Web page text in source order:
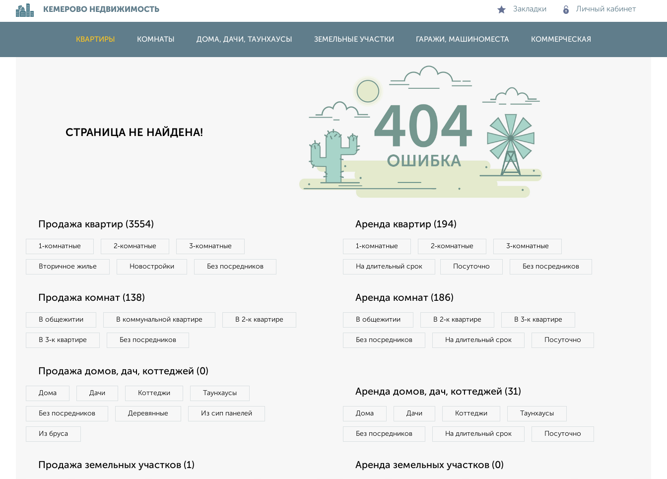
КЕМЕРОВО НЕДВИЖИМОСТЬ Закладки Личный кабинет
КВАРТИРЫ КОМНАТЫ ДОМА, ДАЧИ, ТАУНХАУСЫ ЗЕМЕЛЬНЫЕ УЧАСТКИ ГАРАЖИ, МАШИНОМЕСТА КОММЕРЧЕСКАЯ
СТРАНИЦА НЕ НАЙДЕНА!
Продажа квартир (3554)
1‑комнатные 2‑комнатные 3‑комнатные
Вторичное жилье Новостройки Без посредников
Аренда квартир (194)
1‑комнатные 2‑комнатные 3‑комнатные
На длительный срок Посуточно Без посредников
Продажа комнат (138)
В общежитии В коммунальной квартире В 2‑к квартире
В 3‑к квартире Без посредников
Аренда комнат (186)
В общежитии В 2‑к квартире В 3‑к квартире
Без посредников На длительный срок Посуточно
Продажа домов, дач, коттеджей (0)
Дома Дачи Коттеджи Таунхаусы
Без посредников Деревянные Из сип панелей
Из бруса
Аренда домов, дач, коттеджей (31)
Дома Дачи Коттеджи Таунхаусы
Без посредников На длительный срок Посуточно
Продажа земельных участков (1) Аренда земельных участков (0)